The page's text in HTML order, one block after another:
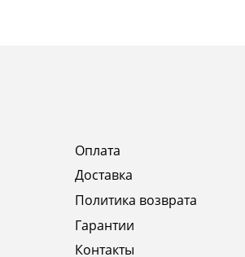
Оплата
Доставка
Политика возврата
Гарантии
Контакты